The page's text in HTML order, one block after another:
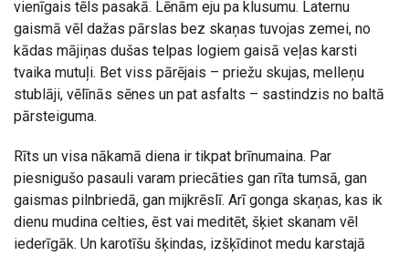
vienīgais tēls pasakā. Lēnām eju pa klusumu. Laternu
gaismā vēl dažas pārslas bez skaņas tuvojas zemei, no
kādas mājiņas dušas telpas logiem gaisā veļas karsti
tvaika mutuļi. Bet viss pārējais – priežu skujas, melleņu
stublāji, vēlīnās sēnes un pat asfalts – sastindzis no baltā
pārsteiguma.
Rīts un visa nākamā diena ir tikpat brīnumaina. Par
piesnigušo pasauli varam priecāties gan rīta tumsā, gan
gaismas pilnbriedā, gan mijkrēslī. Arī gonga skaņas, kas ik
dienu mudina celties, ēst vai meditēt, šķiet skanam vēl
iederīgāk. Un karotīšu šķindas, izšķīdinot medu karstajā